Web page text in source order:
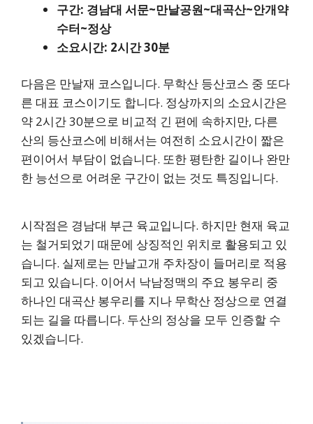
구간: 경남대 서문~만날공원~대곡산~안개약
수터~정상
소요시간: 2시간 30분
다음은 만날재 코스입니다. 무학산 등산코스 중 또다
른 대표 코스이기도 합니다. 정상까지의 소요시간은
약 2시간 30분으로 비교적 긴 편에 속하지만, 다른
산의 등산코스에 비해서는 여전히 소요시간이 짧은
편이어서 부담이 없습니다. 또한 평탄한 길이나 완만
한 능선으로 어려운 구간이 없는 것도 특징입니다.
시작점은 경남대 부근 육교입니다. 하지만 현재 육교
는 철거되었기 때문에 상징적인 위치로 활용되고 있
습니다. 실제로는 만날고개 주차장이 들머리로 적용
되고 있습니다. 이어서 낙남정맥의 주요 봉우리 중
하나인 대곡산 봉우리를 지나 무학산 정상으로 연결
되는 길을 따릅니다. 두산의 정상을 모두 인증할 수
있겠습니다.